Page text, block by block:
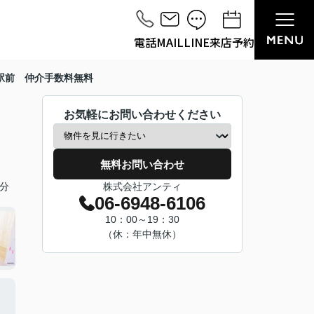
電話MAILLINE来店予約
前 仲介手数料無料
お気軽にお問い合わせください
無料お問い合わせ
株式会社アンティ
06-6948-6106
10：00～19：30
（休：年中無休）